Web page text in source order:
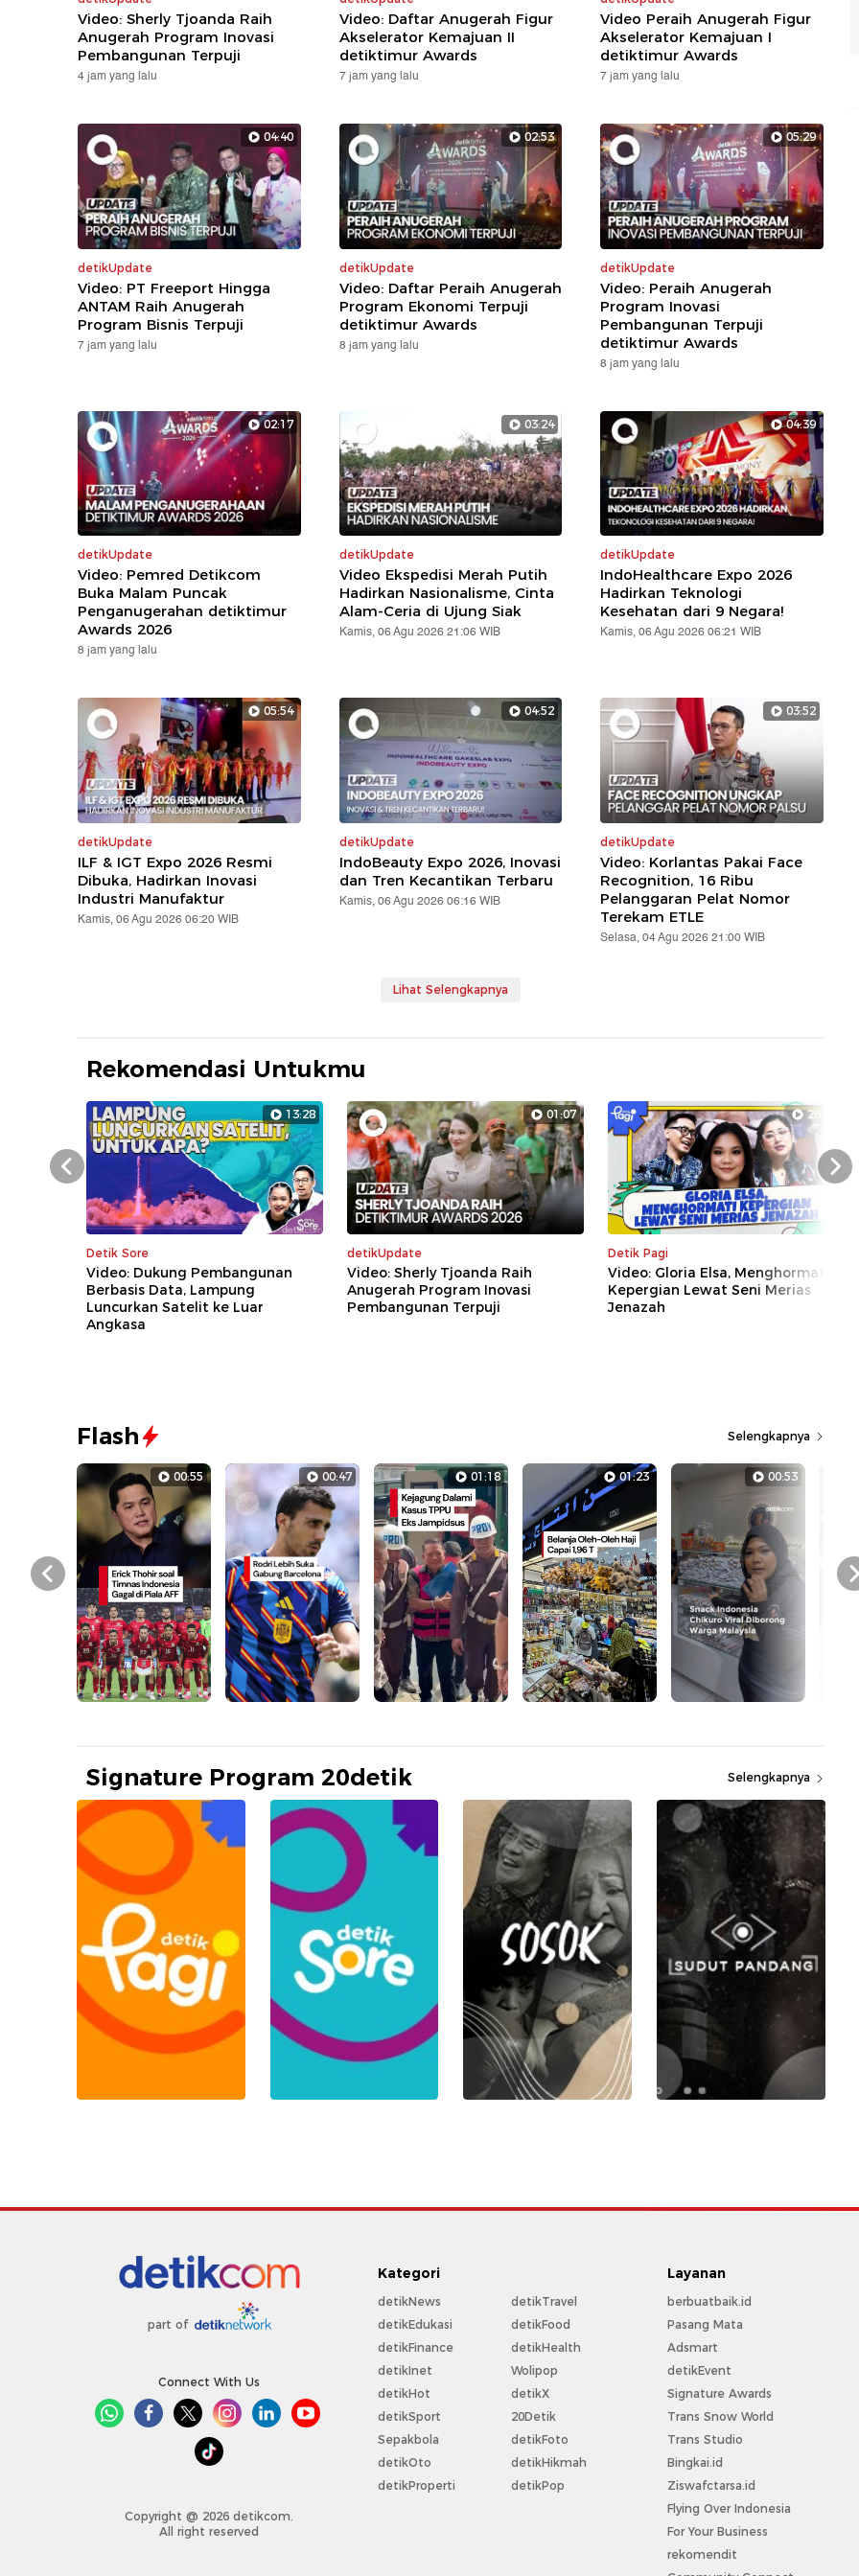
Video: Sherly Tjoanda Raih
Anugerah Program Inovasi
Pembangunan Terpuji
4 jam yang lalu
Video: Daftar Anugerah Figur
Akselerator Kemajuan II
detiktimur Awards
7 jam yang lalu
Video Peraih Anugerah Figur
Akselerator Kemajuan I
detiktimur Awards
7 jam yang lalu
04:40
detikUpdate
Video: PT Freeport Hingga
ANTAM Raih Anugerah
Program Bisnis Terpuji
7 jam yang lalu
02:53
detikUpdate
Video: Daftar Peraih Anugerah
Program Ekonomi Terpuji
detiktimur Awards
8 jam yang lalu
05:29
detikUpdate
Video: Peraih Anugerah
Program Inovasi
Pembangunan Terpuji
detiktimur Awards
8 jam yang lalu
02:17
detikUpdate
Video: Pemred Detikcom
Buka Malam Puncak
Penganugerahan detiktimur
Awards 2026
8 jam yang lalu
03:24
detikUpdate
Video Ekspedisi Merah Putih
Hadirkan Nasionalisme, Cinta
Alam-Ceria di Ujung Siak
Kamis, 06 Agu 2026 21:06 WIB
04:39
detikUpdate
IndoHealthcare Expo 2026
Hadirkan Teknologi
Kesehatan dari 9 Negara!
Kamis, 06 Agu 2026 06:21 WIB
05:54
detikUpdate
ILF & IGT Expo 2026 Resmi
Dibuka, Hadirkan Inovasi
Industri Manufaktur
Kamis, 06 Agu 2026 06:20 WIB
04:52
detikUpdate
IndoBeauty Expo 2026, Inovasi
dan Tren Kecantikan Terbaru
Kamis, 06 Agu 2026 06:16 WIB
03:52
detikUpdate
Video: Korlantas Pakai Face
Recognition, 16 Ribu
Pelanggaran Pelat Nomor
Terekam ETLE
Selasa, 04 Agu 2026 21:00 WIB
Lihat Selengkapnya
Rekomendasi Untukmu
13:28
Detik Sore
Video: Dukung Pembangunan
Berbasis Data, Lampung
Luncurkan Satelit ke Luar
Angkasa
01:07
detikUpdate
Video: Sherly Tjoanda Raih
Anugerah Program Inovasi
Pembangunan Terpuji
26:36
Detik Pagi
Video: Gloria Elsa, Menghormati
Kepergian Lewat Seni Merias
Jenazah
Prev Next
Flash Selengkapnya
00:55 00:47 01:18 01:23 00:53
Prev
Signature Program 20detik Selengkapnya
part of
Connect With Us
Copyright @ 2026 detikcom.
All right reserved
Kategori
detikNews
detikEdukasi
detikFinance
detikInet
detikHot
detikSport
Sepakbola
detikOto
detikProperti
detikTravel
detikFood
detikHealth
Wolipop
detikX
20Detik
detikFoto
detikHikmah
detikPop
Layanan
berbuatbaik.id
Pasang Mata
Adsmart
detikEvent
Signature Awards
Trans Snow World
Trans Studio
Bingkai.id
Ziswafctarsa.id
Flying Over Indonesia
For Your Business
rekomendit